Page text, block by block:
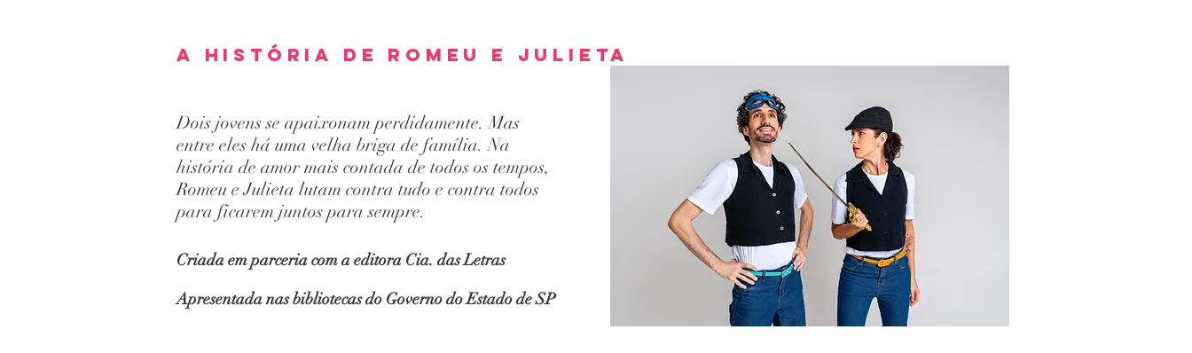
a história de romeu e julieta
Dois jovens se apaixonam perdidamente. Mas
entre eles há uma velha briga de família. Na
história de amor mais contada de todos os tempos,
Romeu e Julieta lutam contra tudo e contra todos
para ficarem juntos para sempre.
Criada em parceria com a editora Cia. das Letras
Apresentada nas bibliotecas do Governo do Estado de SP